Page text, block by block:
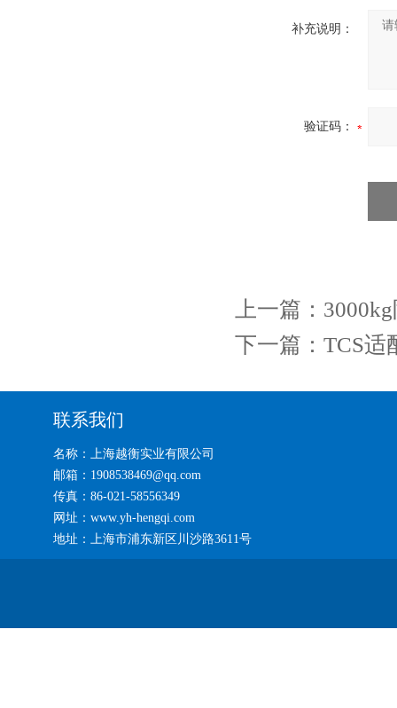
补充说明：
验证码：
上一篇：
下一篇： TCS适
联系我们
名称：上海越衡实业有限公司
邮箱：1908538469@qq.com
传真：86-021-58556349
网址：www.yh-hengqi.com
地址：上海市浦东新区川沙路3611号